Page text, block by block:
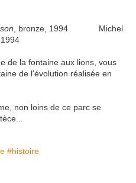
, bronze, 1994 Michel
de la fontaine aux lions, vous
de l'évolution réalisée en
non loins de ce parc se
#histoire